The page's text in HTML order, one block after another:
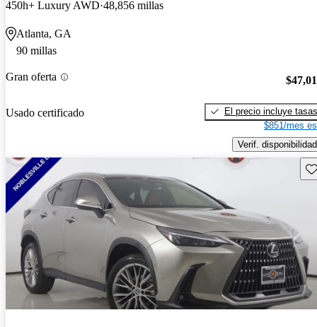
450h+ Luxury AWD 48,856 millas
Atlanta, GA
90 millas
Gran oferta
Usado certificado
El precio incluye tasas
$851/mes
Verif. disponibilidad